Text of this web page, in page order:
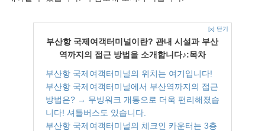
[x] 닫기
부산항 국제여객터미널이란? 관내 시설과 부산
역까지의 접근 방법을 소개합니다♪:목차
부산항 국제여객터미널의 위치는 여기입니다!
부산항 국제여객터미널에서 부산역까지의 접근
방법은? → 무빙워크 개통으로 더욱 편리해졌습
니다! 셔틀버스도 있습니다.
부산항 국제여객터미널의 체크인 카운터는 3층